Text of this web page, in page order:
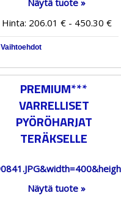
Näytä tuote »
Hinta: 206.01 € - 450.30 €
Vaihtoehdot
PREMIUM***
VARRELLISET
PYÖRÖHARJAT
TERÄKSELLE
Näytä tuote »